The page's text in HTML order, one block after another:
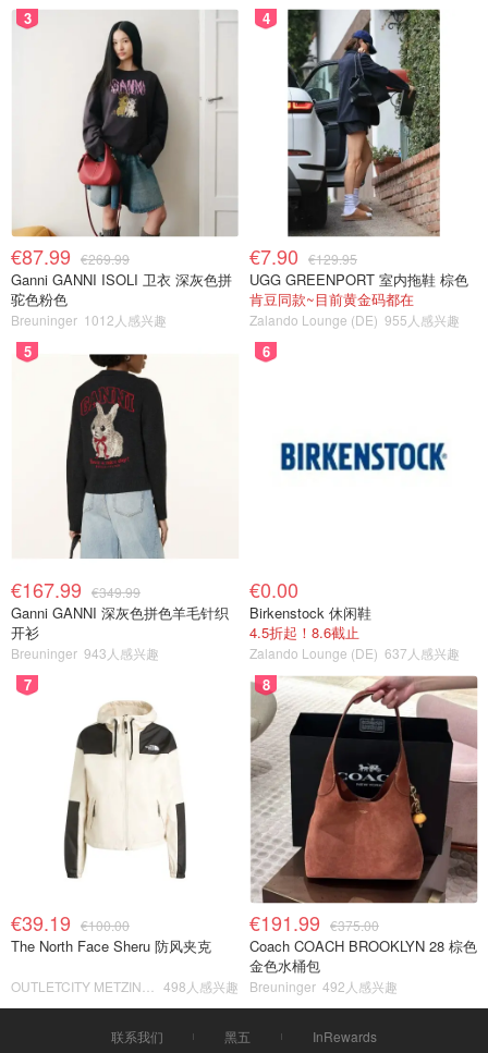
3
€87.99 €269.99
Ganni GANNI ISOLI 卫衣 深灰色拼
驼色粉色
Breuninger 1012人感兴趣
4
€7.90 €129.95
UGG GREENPORT 室内拖鞋 棕色
肯豆同款~目前黄金码都在
Zalando Lounge (DE) 955人感兴趣
5
€167.99 €349.99
Ganni GANNI 深灰色拼色羊毛针织
开衫
Breuninger 943人感兴趣
6
€0.00
Birkenstock 休闲鞋
4.5折起！8.6截止
Zalando Lounge (DE) 637人感兴趣
7
€39.19 €100.00
The North Face Sheru 防风夹克
498人感兴趣
8
€191.99 €375.00
Coach COACH BROOKLYN 28 棕色
金色水桶包
Breuninger 492人感兴趣
联系我们 黑五 InRewards